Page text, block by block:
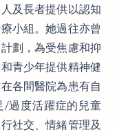
及長者提供以認知
小組。她過往亦曾
劃，為受焦慮和抑
青少年提供精神健
各間醫院為患有自
/過度活躍症的兒童
社交、情緒管理及